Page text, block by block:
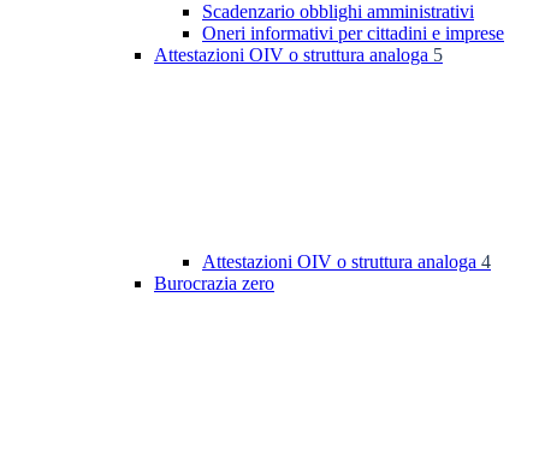
Scadenzario obblighi amministrativi
Oneri informativi per cittadini e imprese
Attestazioni OIV o struttura analoga 5
Attestazioni OIV o struttura analoga 4
Burocrazia zero